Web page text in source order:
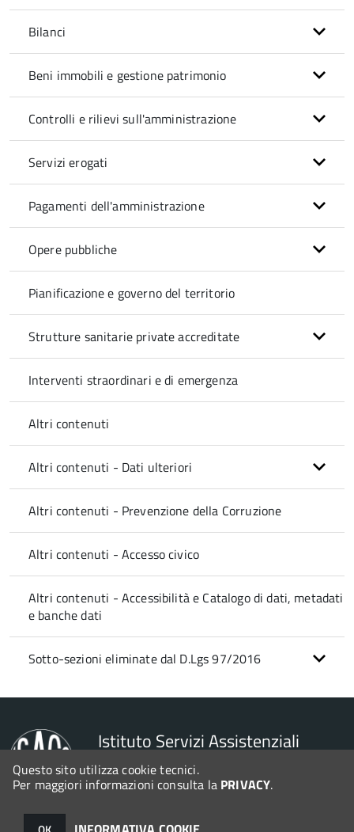
Questo sito utilizza cookie tecnici.
Per maggiori informazioni consulta la PRIVACY.
Bilanci
Beni immobili e gestione patrimonio
Controlli e rilievi sull'amministrazione
Servizi erogati
Pagamenti dell'amministrazione
Opere pubbliche
Pianificazione e governo del territorio
Strutture sanitarie private accreditate
Interventi straordinari e di emergenza
Altri contenuti
Altri contenuti - Dati ulteriori
Altri contenuti - Prevenzione della Corruzione
Altri contenuti - Accesso civico
Altri contenuti - Accessibilità e Catalogo di dati, metadati
e banche dati
Sotto-sezioni eliminate dal D.Lgs 97/2016
Istituto Servizi Assistenziali
Cima Colbacchini